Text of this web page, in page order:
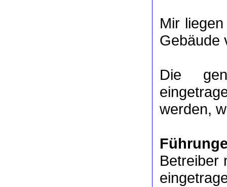
Mir
Gebäude
Die
werden,
Betreiber